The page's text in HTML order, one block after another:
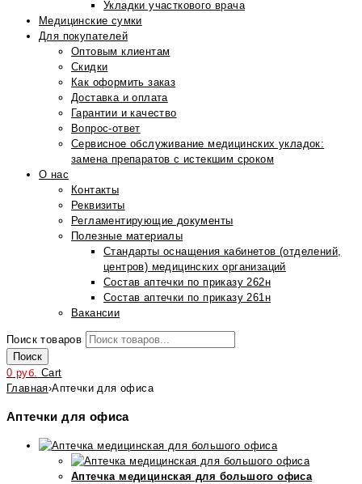
Укладки участкового врача
Медицинские сумки
Для покупателей
Оптовым клиентам
Скидки
Как оформить заказ
Доставка и оплата
Гарантии и качество
Вопрос-ответ
Сервисное обслуживание медицинских укладок:
замена препаратов с истекшим сроком
О нас
Контакты
Реквизиты
Регламентирующие документы
Полезные материалы
Стандарты оснащения кабинетов (отделений,
центров) медицинских организаций
Состав аптечки по приказу 262н
Состав аптечки по приказу 261н
Вакансии
Поиск товаров
Поиск
0 руб. Cart
Главная›Аптечки для офиса
Аптечки для офиса
Аптечка медицинская для большого офиса